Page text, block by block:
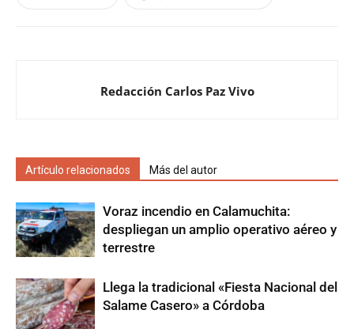
Redacción Carlos Paz Vivo
Artículo relacionados Más del autor
Voraz incendio en Calamuchita:
despliegan un amplio operativo aéreo y
terrestre
Llega la tradicional «Fiesta Nacional del
Salame Casero» a Córdoba